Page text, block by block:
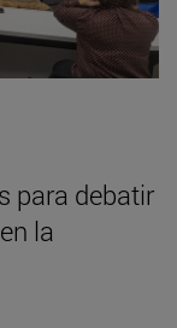
para debatir
la